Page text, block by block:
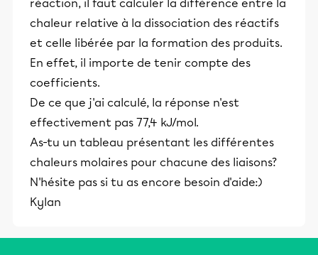
réaction, il faut calculer la différence entre la
chaleur relative à la dissociation des réactifs
et celle libérée par la formation des produits.
En effet, il importe de tenir compte des
coefficients.
De ce que j'ai calculé, la réponse n'est
effectivement pas 77,4 kJ/mol.
As-tu un tableau présentant les différentes
chaleurs molaires pour chacune des liaisons?
N'hésite pas si tu as encore besoin d'aide:)
Kylan